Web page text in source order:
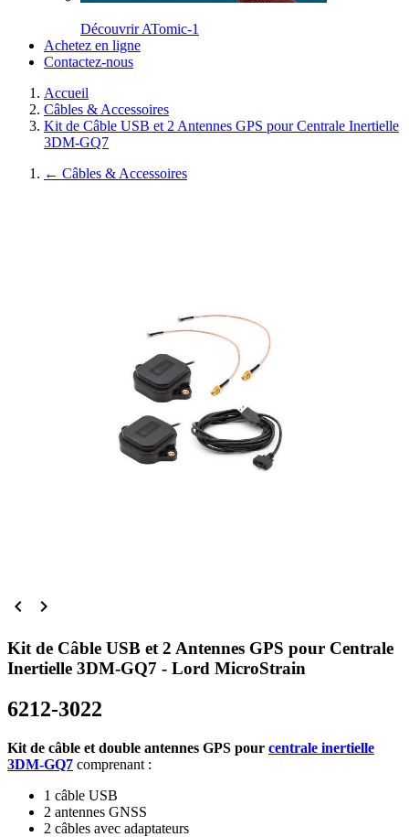
Découvrir ATomic-1
Achetez en ligne
Contactez-nous
Accueil
Câbles & Accessoires
Kit de Câble USB et 2 Antennes GPS pour Centrale Inertielle
3DM-GQ7
← Câbles & Accessoires
 
Kit de Câble USB et 2 Antennes GPS pour Centrale
Inertielle 3DM-GQ7 - Lord MicroStrain
6212-3022
Kit de câble et double antennes GPS pour centrale inertielle
3DM-GQ7 comprenant :
1 câble USB
2 antennes GNSS
2 câbles avec adaptateurs